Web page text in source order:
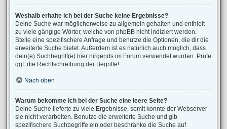
Weshalb erhalte ich bei der Suche keine Ergebnisse?
Deine Suche war möglicherweise zu allgemein gehalten und enthielt
zu viele gängige Wörter, welche von phpBB nicht indiziert werden.
Stelle eine spezifischere Anfrage und benutze die Optionen, die dir die
erweiterte Suche bietet. Außerdem ist es natürlich auch möglich, dass
dein(e) Suchbegriff(e) hier nirgends im Forum verwendet wurden. Prüfe
ggf. die Rechtschreibung der Begriffe!
Nach oben
Warum bekomme ich bei der Suche eine leere Seite?
Deine Suche lieferte zu viele Ergebnisse, somit konnte der Webserver
sie nicht verarbeiten. Benutze die erweiterte Suche und gib
spezifischere Suchbegriffe ein oder beschränke die Suche auf